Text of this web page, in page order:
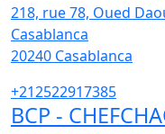
218, rue 78, Oued
Casablanca
20240 Casablanca
+212522917385
BCP -